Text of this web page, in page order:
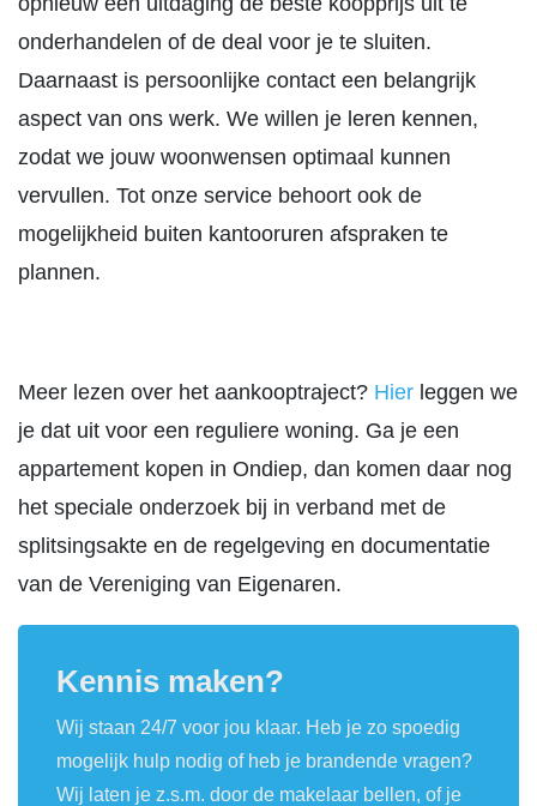
onderhandelen of de deal voor je te sluiten.
Daarnaast is persoonlijke contact een belangrijk
aspect van ons werk. We willen je leren kennen,
zodat we jouw woonwensen optimaal kunnen
vervullen. Tot onze service behoort ook de
mogelijkheid buiten kantooruren afspraken te
plannen.
Meer lezen over het aankooptraject? Hier leggen we
je dat uit voor een reguliere woning. Ga je een
appartement kopen in Ondiep, dan komen daar nog
het speciale onderzoek bij in verband met de
splitsingsakte en de regelgeving en documentatie
van de Vereniging van Eigenaren.
Kennis maken?
Wij staan 24/7 voor jou klaar. Heb je zo spoedig
mogelijk hulp nodig of heb je brandende vragen?
Wij laten je z.s.m. door de makelaar bellen, of je